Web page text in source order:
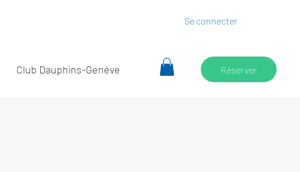
Se connecter
Club Dauphins-Genève Réserver